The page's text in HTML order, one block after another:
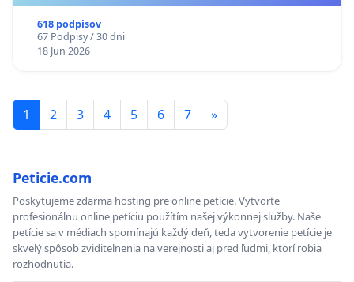
618 podpisov
67 Podpisy / 30 dni
18 Jun 2026
1 2 3 4 5 6 7 »
Peticie.com
Poskytujeme zdarma hosting pre online petície. Vytvorte
profesionálnu online petíciu použítím našej výkonnej služby. Naše
petície sa v médiach spomínajú každý deň, teda vytvorenie petície je
skvelý spôsob zviditelnenia na verejnosti aj pred ľudmi, ktorí robia
rozhodnutia.